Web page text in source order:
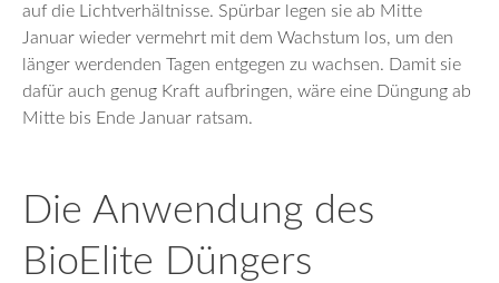
auf die Lichtverhältnisse. Spürbar legen sie ab Mitte
Januar wieder vermehrt mit dem Wachstum los, um den
länger werdenden Tagen entgegen zu wachsen. Damit sie
dafür auch genug Kraft aufbringen, wäre eine Düngung ab
Mitte bis Ende Januar ratsam.
Die Anwendung des
BioElite Düngers